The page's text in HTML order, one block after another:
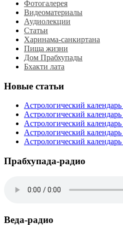
Фотогалерея
Видеоматериалы
Аудиолекции
Статьи
Харинама-санкиртана
Пища жизни
Дом Прабхупады
Бхакти лата
Новые статьи
Астрологический
Астрологический
Астрологический
Астрологический
Астрологический
Прабхупада-радио
Веда-радио